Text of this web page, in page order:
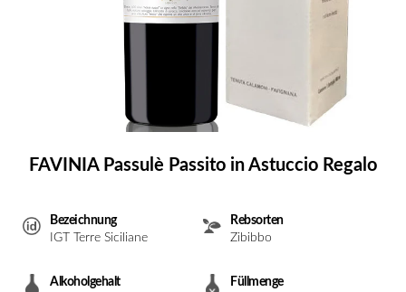
FAVINIA Passulè Passito in Astuccio Regalo
Bezeichnung
IGT Terre Siciliane
Rebsorten
Zibibbo
Alkoholgehalt
Füllmenge